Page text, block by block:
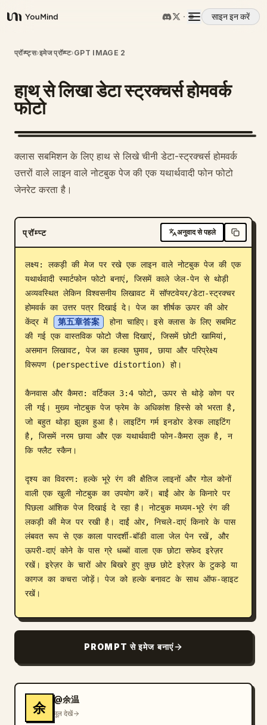
YouMind
साइन इन करें
अवलोकन
उपयोग के मामले
कौशल
प्रॉम्प्ट
डाउनलोड
ब्लॉग
अपडेट
प्रॉम्प्ट्स›इमेज प्रॉम्प्ट›GPT IMAGE 2
हाथ से लिखा डेटा स्ट्रक्चर्स होमवर्क
फोटो
क्लास सबमिशन के लिए हाथ से लिखे चीनी डेटा-स्ट्रक्चर्स होमवर्क
उत्तरों वाले लाइन वाले नोटबुक पेज की एक यथार्थवादी फोन फोटो
जेनरेट करता है।
प्रॉम्प्ट अनुवाद से पहले
लक्ष्य: लकड़ी की मेज पर रखे एक लाइन वाले नोटबुक पेज की एक
यथार्थवादी स्मार्टफोन फोटो बनाएं, जिसमें काले जेल-पेन से थोड़ी
अव्यवस्थित लेकिन विश्वसनीय लिखावट में सॉफ्टवेयर/डेटा-स्ट्रक्चर
होमवर्क का उत्तर पत्र दिखाई दे। पेज का शीर्षक ऊपर की ओर
केंद्र में
第五章答案
होना चाहिए। इसे क्लास के लिए सबमिट
की गई एक वास्तविक फोटो जैसा दिखाएं, जिसमें छोटी खामियां,
असमान लिखावट, पेज का हल्का घुमाव, छाया और परिप्रेक्ष्य
विरूपण (perspective distortion) हो।
कैनवास और कैमरा: वर्टिकल 3:4 फोटो, ऊपर से थोड़े कोण पर
ली गई। मुख्य नोटबुक पेज फ्रेम के अधिकांश हिस्से को भरता है,
जो बहुत थोड़ा झुका हुआ है। लाइटिंग गर्म इनडोर डेस्क लाइटिंग
है, जिसमें नरम छाया और एक यथार्थवादी फोन-कैमरा लुक है, न
कि फ्लैट स्कैन।
दृश्य का विवरण: हल्के भूरे रंग की क्षैतिज लाइनों और गोल कोनों
वाली एक खुली नोटबुक का उपयोग करें। बाईं ओर के किनारे पर
पिछला आंशिक पेज दिखाई दे रहा है। नोटबुक मध्यम-भूरे रंग की
लकड़ी की मेज पर रखी है। दाईं ओर, निचले-दाएं किनारे के पास
लंबवत रूप से एक काला पारदर्शी-बॉडी वाला जेल पेन रखें, और
ऊपरी-दाएं कोने के पास ग्रे धब्बों वाला एक छोटा सफेद इरेज़र
रखें। इरेज़र के चारों ओर बिखरे हुए कुछ छोटे इरेज़र के टुकड़े या
कागज का कचरा जोड़ें। पेज को हल्के बनावट के साथ ऑफ-व्हाइट
रखें।
हाथ से लिखी सामग्री: गणित और C-स्टाइल स्यूडोकोड के साथ
लिए पर्याप्त साफ होनी चाहिए लेकिन जानबूझकर थोड़ी अनौपचारिक
और असमान होनी चाहिए, जिसमें प्राकृतिक स्पेसिंग और कभी-कभार
1. अनुभाग 1 में ठीक 2 उप-आइटम शामिल हैं:
   - “(1) 叶结点数 = (k-1)m + 1。”
PROMPT से इमेज बनाएं
余
@余温
मूल देखें